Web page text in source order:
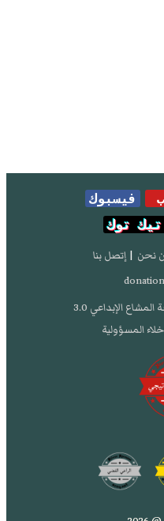
فيسبوك
تيك توك
نحن | إتصل بنا
الإبداعي 3.0
المسؤولية